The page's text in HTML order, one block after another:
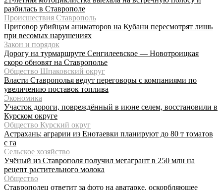
разбилась в Ставрополе
Происшествия Ставрополь
Приговор убийцам аниматоров на Кубани пересмотрят лишь
при весомых нарушениях
Закон и порядок
Дорогу на турмаршруте Сенгилеевское — Новотроицкая
скоро обновят на Ставрополье
Общество Шпаковский округ
Власти Ставрополья ведут переговоры с компаниями по
увеличению поставок топлива
Экономика
Участок дороги, повреждённый в июне селем, восстановили в
Курском округе
Общество Курский округ
Астрахань: аграрии из Енотаевки планируют до 80 т томатов
с га
Сельское хозяйство
Учёный из Ставрополя получил мегагрант в 250 млн на
рецепт растительного молока
Общество
Ставрополец ответит за фото на аватарке, оскорбляющее